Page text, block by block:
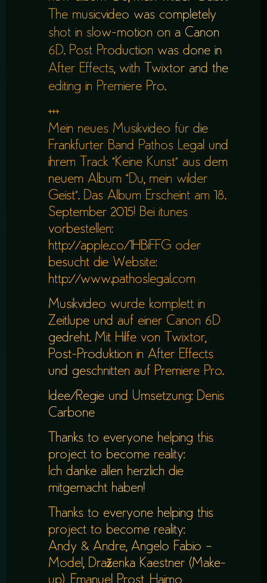
The musicvideo was completely
shot in slow-motion on a Canon
6D. Post Production was done in
After Effects, with Twixtor and the
editing in Premiere Pro.
+++
Mein neues Musikvideo für die
Frankfurter Band Pathos Legal und
ihrem Track “Keine Kunst” aus dem
neuem Album “Du, mein wilder
Geist”. Das Album Erscheint am 18.
September 2015! Bei itunes
vorbestellen:
http://apple.co/1HBiFFG oder
besucht die Website:
http://www.pathoslegal.com
Musikvideo wurde komplett in
Zeitlupe und auf einer Canon 6D
gedreht. Mit Hilfe von Twixtor,
Post-Produktion in After Effects
und geschnitten auf Premiere Pro.
Idee/Regie und Umsetzung: Denis
Carbone
Thanks to everyone helping this
project to become reality:
Ich danke allen herzlich die
mitgemacht haben!
Thanks to everyone helping this
project to become reality:
Andy & Andre, Angelo Fabio –
Model, Draženka Kaestner (Make-
up), Emanuel Prost, Haimo